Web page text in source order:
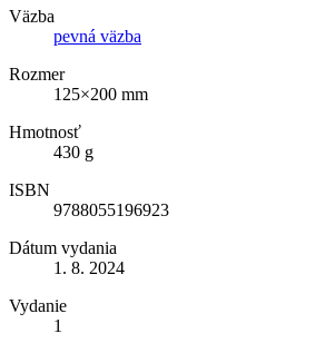
Väzba
pevná väzba
Rozmer
125×200 mm
Hmotnosť
430 g
ISBN
9788055196923
Dátum vydania
1. 8. 2024
Vydanie
1